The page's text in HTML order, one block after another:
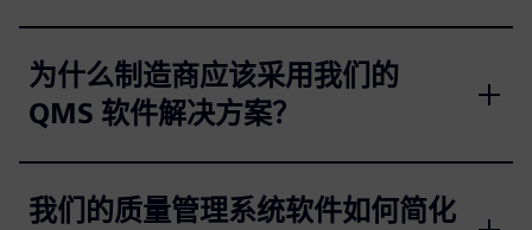
为什么制造商应该采用我们的
QMS 软件解决方案？
我们的质量管理系统软件如何简化